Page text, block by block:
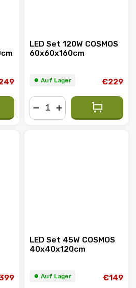
LED Set 120W COSMOS
60x60x160cm
⏺︎ Auf Lager €229
LED Set 45W COSMOS
40x40x120cm
⏺︎ Auf Lager €149